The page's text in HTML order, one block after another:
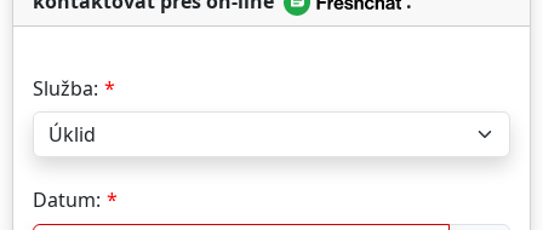
Služba:
Datum: